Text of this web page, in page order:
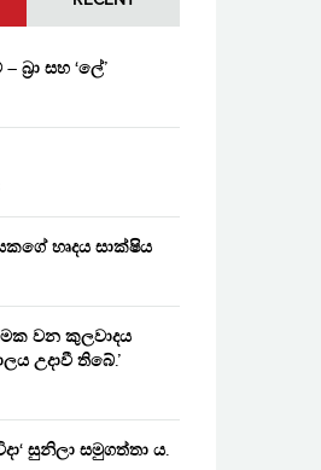
සහ ‘ලේ’
හෘදය සාක්ෂිය
වන කුලවාදය
උදාවී තිබේ.’
සුනිලා සමුගත්තා ය.